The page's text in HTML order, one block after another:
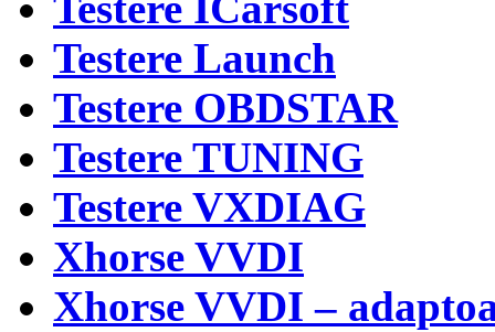
Testere Launch
Testere OBDSTAR
Testere TUNING
Testere VXDIAG
Xhorse VVDI
Xhorse VVDI –